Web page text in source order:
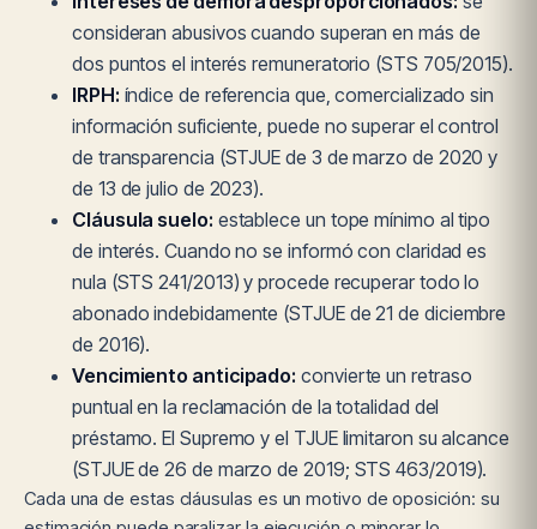
consideran abusivos cuando superan en más de
dos puntos el interés remuneratorio (STS 705/2015).
IRPH: índice de referencia que, comercializado sin
información suficiente, puede no superar el control
de transparencia (STJUE de 3 de marzo de 2020 y
de 13 de julio de 2023).
Cláusula suelo: establece un tope mínimo al tipo
de interés. Cuando no se informó con claridad es
nula (STS 241/2013) y procede recuperar todo lo
abonado indebidamente (STJUE de 21 de diciembre
de 2016).
Vencimiento anticipado: convierte un retraso
puntual en la reclamación de la totalidad del
préstamo. El Supremo y el TJUE limitaron su alcance
(STJUE de 26 de marzo de 2019; STS 463/2019).
Cada una de estas cláusulas es un motivo de oposición: su